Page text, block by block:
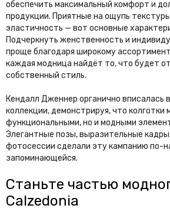
обеспечить максимальный комфорт и
продукции. Приятные на ощупь
эластичность — вот основные
Подчеркнуть женственность и
проще благодаря широкому
каждая модница найдёт то, что будет
собственный стиль.
Кендалл Дженнер органично вписалась
коллекции, демонстрируя, что колготки
функциональными, но и модными
Элегантные позы, выразительные
фотосессии сделали эту кампанию по-
запоминающейся.
Станьте частью
Calzedonia